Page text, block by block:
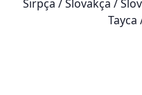
Sırpça / Slovakça /
Tayca